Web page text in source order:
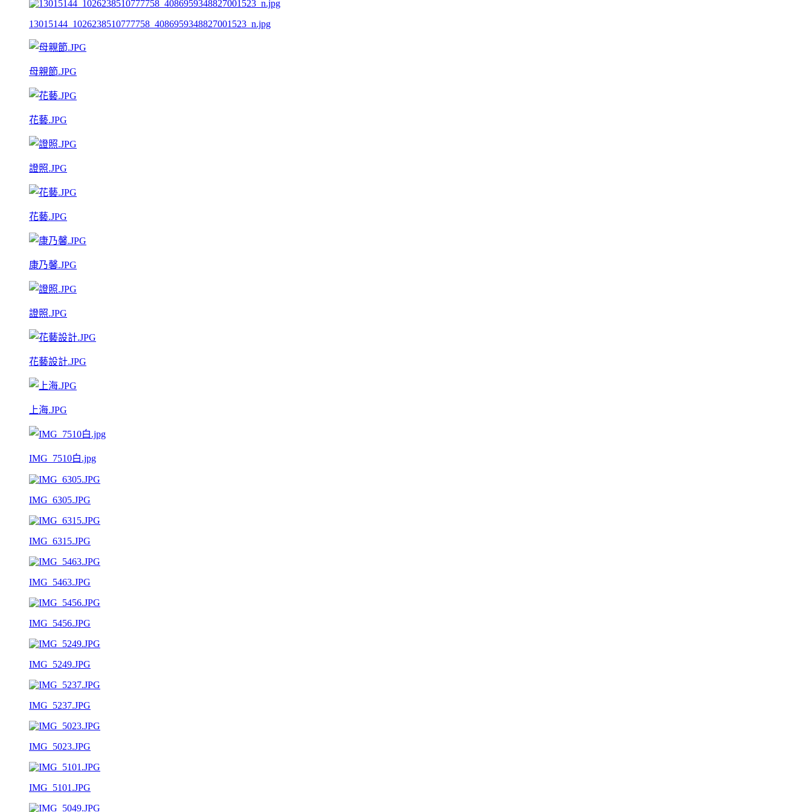
13015144_1026238510777758_4086959348827001523_n.jpg
母親節.JPG
花藝.JPG
證照.JPG
花藝.JPG
康乃馨.JPG
證照.JPG
花藝設計.JPG
上海.JPG
IMG_7510白.jpg
IMG_6305.JPG
IMG_6315.JPG
IMG_5463.JPG
IMG_5456.JPG
IMG_5249.JPG
IMG_5237.JPG
IMG_5023.JPG
IMG_5101.JPG